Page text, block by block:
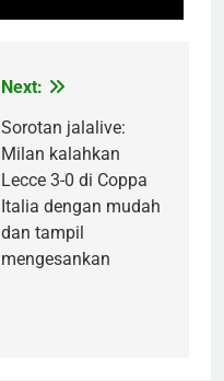
Next:
Sorotan jalalive:
Milan kalahkan
Lecce 3-0 di Coppa
Italia dengan mudah
dan tampil
mengesankan